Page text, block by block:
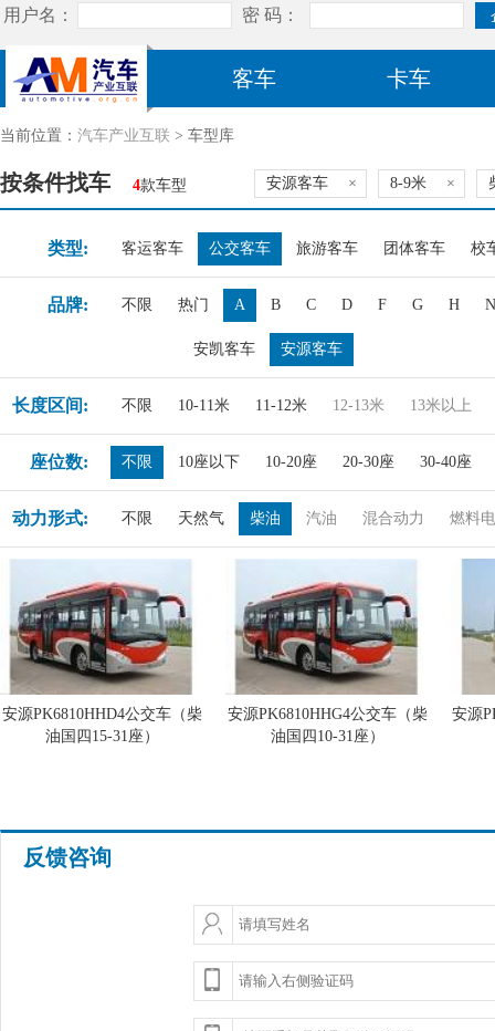
客车 卡车
当前位置： 汽车产业互联 > 车型库
按条件找车 4款车型 安源客车 × 8-9米 ×
类型: 客运客车 公交客车 旅游客车 团体客车 校
品牌: 不限 热门 A B C D F G H N
安凯客车 安源客车
长度区间: 不限 10-11米 11-12米 12-13米 13米以上
座位数: 不限 10座以下 10-20座 20-30座 30-40座
动力形式: 不限 天然气 柴油 汽油 混合动力 燃料
安源PK6810HHD4公交车（柴
油国四15-31座）
安源PK6810HHG4公交车（柴
油国四10-31座）
安源
反馈咨询